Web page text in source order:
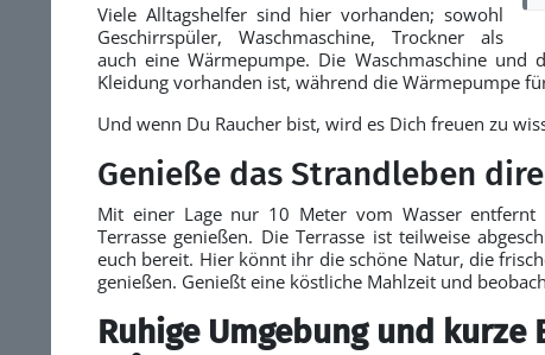
Viele Alltagshelfer sind hier vorhanden; sowohl
Geschirrspüler, Waschmaschine, Trockner als
auch eine Wärmepumpe. Die Waschmaschine
Kleidung vorhanden ist, während die Wärmepumpe
Und wenn Du Raucher bist, wird es Dich freuen zu
Genieße das Strandleben
Mit einer Lage nur 10 Meter vom Wasser
Terrasse genießen. Die Terrasse ist teilweise
euch bereit. Hier könnt ihr die schöne Natur, die
genießen. Genießt eine köstliche Mahlzeit und
Ruhige Umgebung und